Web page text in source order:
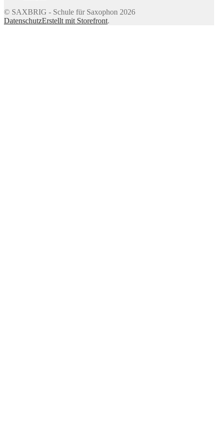
© SAXBRIG - Schule für Saxophon 2026
DatenschutzErstellt mit Storefront.